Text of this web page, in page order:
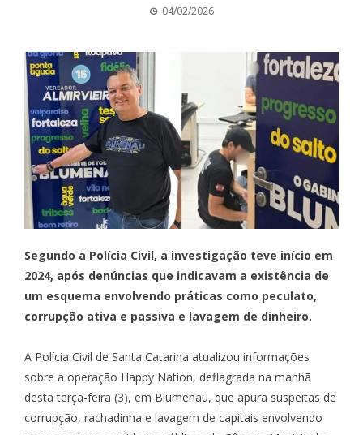
04/02/2026
Segundo a Polícia Civil, a investigação teve início em
2024, após denúncias que indicavam a existência de
um esquema envolvendo práticas como peculato,
corrupção ativa e passiva e lavagem de dinheiro.
A Polícia Civil de Santa Catarina atualizou informações
sobre a operação Happy Nation, deflagrada na manhã
desta terça-feira (3), em Blumenau, que apura suspeitas de
corrupção, rachadinha e lavagem de capitais envolvendo